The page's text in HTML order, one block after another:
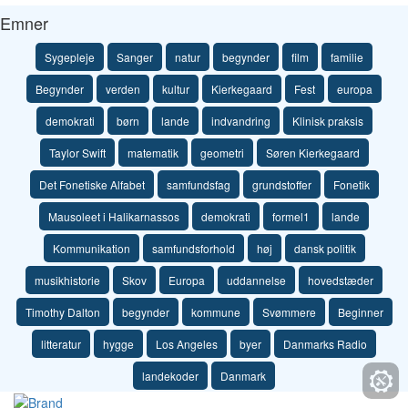
Emner
Sygepleje Sanger natur begynder film familie
Begynder verden kultur Kierkegaard Fest europa
demokrati børn lande indvandring Klinisk praksis
Taylor Swift matematik geometri Søren Kierkegaard
Det Fonetiske Alfabet samfundsfag grundstoffer Fonetik
Mausoleet i Halikarnassos demokrati formel1 lande
Kommunikation samfundsforhold høj dansk politik
musikhistorie Skov Europa uddannelse hovedstæder
Timothy Dalton begynder kommune Svømmere Beginner
litteratur hygge Los Angeles byer Danmarks Radio
landekoder Danmark